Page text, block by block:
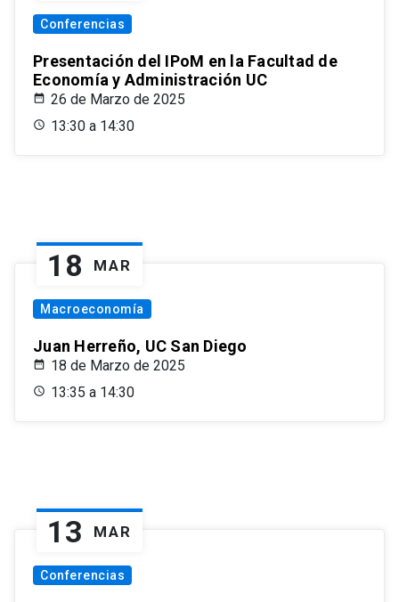
Conferencias
Presentación del IPoM en la Facultad de
Economía y Administración UC
26 de Marzo de 2025
13:30 a 14:30
18 MAR
Macroeconomía
Juan Herreño, UC San Diego
18 de Marzo de 2025
13:35 a 14:30
13 MAR
Conferencias